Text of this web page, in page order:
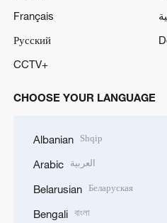
Français
Русский
CCTV+
CHOOSE YOUR LANGUAGE
Albanian Shqip
Arabic العربية
Belarusian Беларуская
Bengali বাংলা